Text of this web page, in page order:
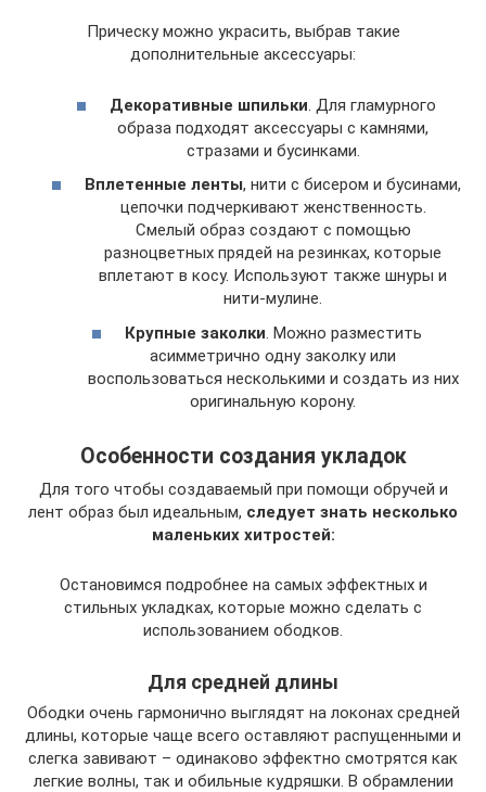
Прическу можно украсить, выбрав такие
дополнительные аксессуары:
Декоративные шпильки. Для гламурного
образа подходят аксессуары с камнями,
стразами и бусинками.
Вплетенные ленты, нити с бисером и бусинами,
цепочки подчеркивают женственность.
Смелый образ создают с помощью
разноцветных прядей на резинках, которые
вплетают в косу. Используют также шнуры и
нити-мулине.
Крупные заколки. Можно разместить
асимметрично одну заколку или
воспользоваться несколькими и создать из них
оригинальную корону.
Особенности создания укладок
Для того чтобы создаваемый при помощи обручей и
лент образ был идеальным, следует знать несколько
маленьких хитростей:
Остановимся подробнее на самых эффектных и
стильных укладках, которые можно сделать с
использованием ободков.
Для средней длины
Ободки очень гармонично выглядят на локонах средней
длины, которые чаще всего оставляют распущенными и
слегка завивают – одинаково эффектно смотрятся как
легкие волны, так и обильные кудряшки. В обрамлении